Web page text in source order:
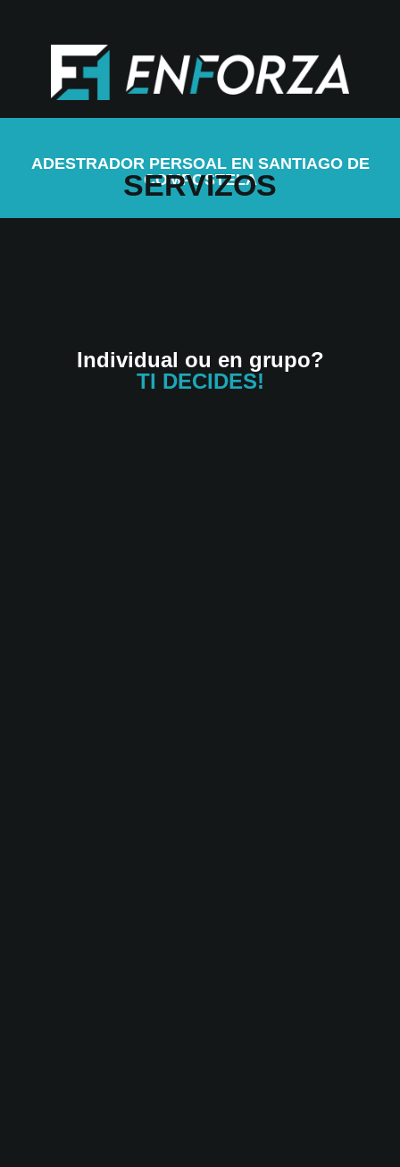
ADESTRADOR PERSOAL EN SANTIAGO DE
COMPOSTELA
SERVIZOS
Individual ou en grupo?
TI DECIDES!